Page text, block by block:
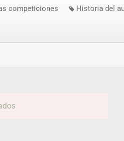
competiciones Historia del